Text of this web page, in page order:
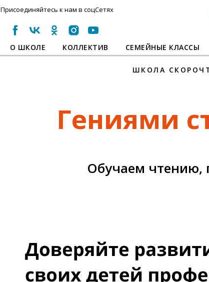
Присоединяйтесь к нам в соцСетях
О ШКОЛЕ КОЛЛЕКТИВ СЕМЕЙНЫЕ КЛАССЫ
ШКОЛА
Гениями
Обучаем чтению,